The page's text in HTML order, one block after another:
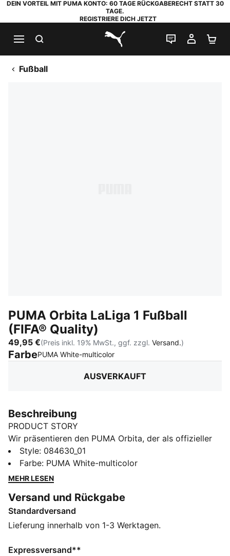
DEIN VORTEIL MIT PUMA KONTO: 60 TAGE RÜCKGABERECHT STATT 30
TAGE.
REGISTRIERE DICH JETZT
PUMA.com
LIVE-CHAT
MEIN
Fußball
PUMA Orbita LaLiga 1 Fußball
(FIFA® Quality)
49,95 €(Preis inkl. 19% MwSt., ggf. zzgl. Versand.)
FarbePUMA White-multicolor:
AUSVERKAUFT
Beschreibung
PRODUCT STORY
Wir präsentieren den PUMA Orbita, der als offizieller
Spielball auch in den Top-Profiligen verwendet wird.
Mit überragendem Touch, Flugverhalten und Präzision
bringt er deine Spielweise aufs nächste Level.
THB-geformter Ball für ausgezeichnete
Formbeständigkeit, Haltbarkeit und reduzierte
Wasseraufnahme
gleichmäßigen, geradlinigen Flug
Style: 084630_01
Farbe: PUMA White-multicolor
MEHR LESEN
Versand und Rückgabe
Standardversand
Lieferung innerhalb von 1-3 Werktagen.
Expressversand**